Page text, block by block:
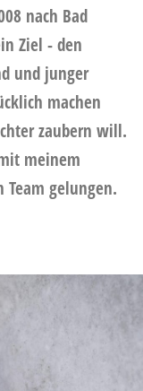
nach Bad
Ziel - den
und junger
machen
zaubern will.
meinem
gelungen.